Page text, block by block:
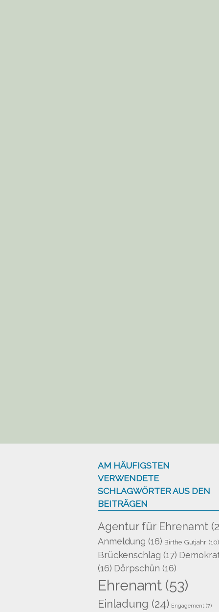
AM HÄUFIGSTEN
VERWENDETE
SCHLAGWÖRTER AUS DEN
BEITRÄGEN
Agentur für Ehrenamt
Anmeldung (16) Birthe Gutjahr (10)
Brückenschlag (17)
(16) Dörpschün (16)
Ehrenamt (53)
Einladung (24) Engagement (7)